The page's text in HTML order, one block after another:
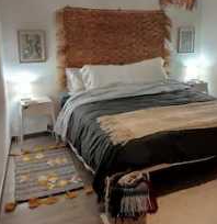
（满分 5 分），共 29 条评价